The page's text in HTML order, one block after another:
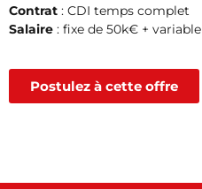
Contrat : CDI temps complet
Salaire : fixe de 50k€ + variable
Postulez à cette offre